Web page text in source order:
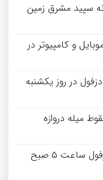
سپید مشرق زمین
و کامپیوتر در
در روز یکشنبه
میله دروازه
راهپیمایی حرم تا حرم اربعین در دزفول ساعت ۵ صبح